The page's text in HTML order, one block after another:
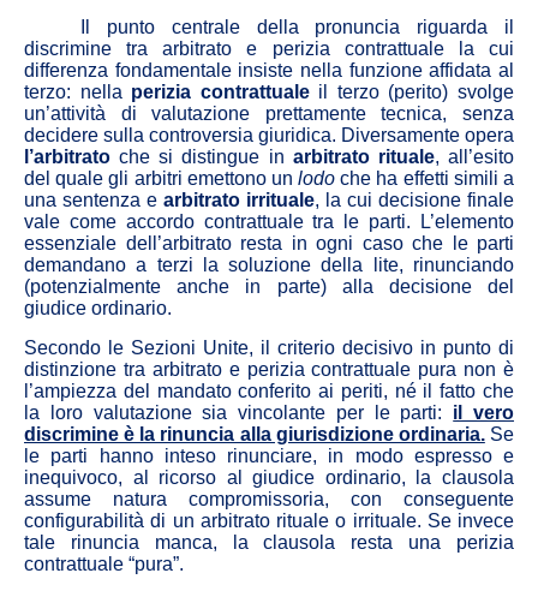
Il punto centrale della pronuncia riguarda il
discrimine tra arbitrato e perizia contrattuale la cui
differenza fondamentale insiste nella funzione affidata al
terzo: nella perizia contrattualeil terzo (perito) svolge
un’attività di valutazione prettamente tecnica, senza
decidere sulla controversia giuridica. Diversamente opera
l’arbitrato che si distingue in arbitrato rituale, all’esito
del quale gli arbitri emettono unlodo che ha effetti simili a
una sentenza e arbitrato irrituale, la cui decisione finale
vale come accordo contrattuale tra le parti. L’elemento
essenziale dell’arbitrato resta in ogni caso che le parti
demandano a terzi la soluzione della lite, rinunciando
(potenzialmente anche in parte) alla decisione del
giudice ordinario.
Secondo le Sezioni Unite, il criterio decisivo in punto di
distinzione tra arbitrato e perizia contrattuale pura non è
l’ampiezza del mandato conferito ai periti, né il fatto che
la loro valutazione sia vincolante per le parti: il vero
discrimine è la rinuncia alla giurisdizione ordinaria.Se
le parti hanno inteso rinunciare, in modo espresso e
inequivoco, al ricorso al giudice ordinario, la clausola
assume natura compromissoria, con conseguente
configurabilità di un arbitrato rituale o irrituale. Se invece
tale rinuncia manca, la clausola resta una perizia
contrattuale “pura”.